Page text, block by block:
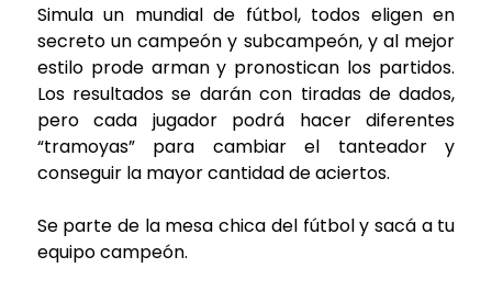
Simula un mundial de fútbol, todos eligen en
secreto un campeón y subcampeón, y al mejor
estilo prode arman y pronostican los partidos.
Los resultados se darán con tiradas de dados,
pero cada jugador podrá hacer diferentes
“tramoyas” para cambiar el tanteador y
conseguir la mayor cantidad de aciertos.
Se parte de la mesa chica del fútbol y sacá a tu
equipo campeón.